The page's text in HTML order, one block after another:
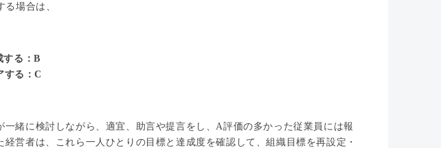
場合は、
する：B
する：C
一緒に検討しながら、適宜、助言や提言をし、A評価の多かった従業員には報
営者は、これら一人ひとりの目標と達成度を確認して、組織目標を再設定・